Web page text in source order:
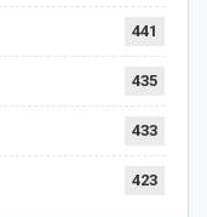
441
435
433
423